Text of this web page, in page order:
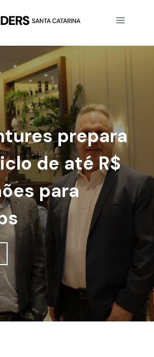
Catarina diante
da